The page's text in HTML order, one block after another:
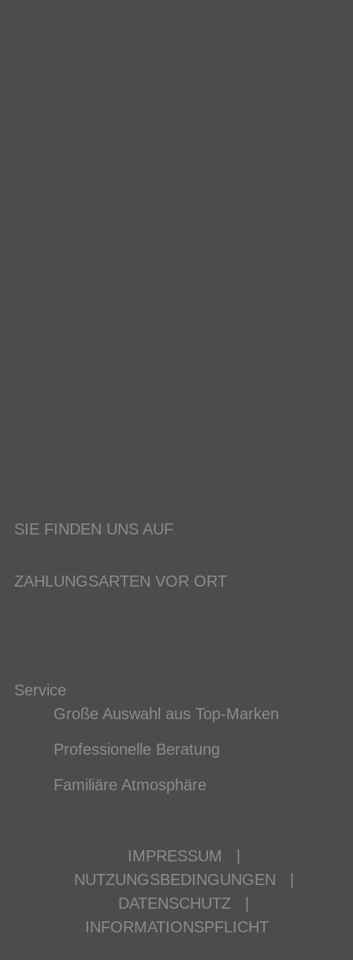
SIE FINDEN UNS AUF
ZAHLUNGSARTEN VOR ORT
Service
Große Auswahl aus Top-Marken
Professionelle Beratung
Familiäre Atmosphäre
IMPRESSUM
NUTZUNGSBEDINGUNGEN
DATENSCHUTZ
INFORMATIONSPFLICHT